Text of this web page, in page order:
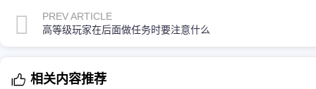
PREV ARTICLE
高等级玩家在后面做任务时要注意什么
相关内容推荐